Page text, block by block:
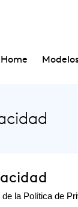
Home
la Política de